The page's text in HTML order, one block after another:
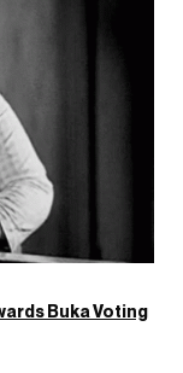
Buka Voting